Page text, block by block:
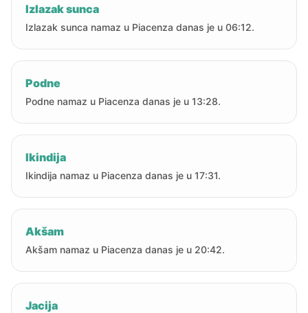
Izlazak sunca
Izlazak sunca namaz u Piacenza danas je u 06:12.
Podne
Podne namaz u Piacenza danas je u 13:28.
Ikindija
Ikindija namaz u Piacenza danas je u 17:31.
Akšam
Akšam namaz u Piacenza danas je u 20:42.
Jacija